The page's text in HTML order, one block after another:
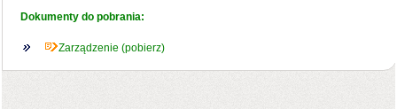
Dokumenty do pobrania:
Zarządzenie (pobierz)